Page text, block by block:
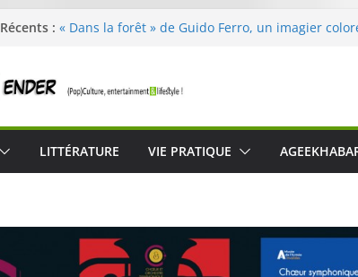
Récents : « Dans la forêt » de Guido Ferro, un imagier
Célestin en concert : une expérience intime et
« In The Beginning was The Water », le film
néoclassique de Nico Cartosio sur Prime Video le
Skullcandy dévoile le Crusher 540 Active : un
LITTÉRATURE VIE PRATIQUE